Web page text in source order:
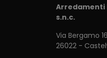
Arredamenti
s.n.c.
Via Bergamo 16
26022 -